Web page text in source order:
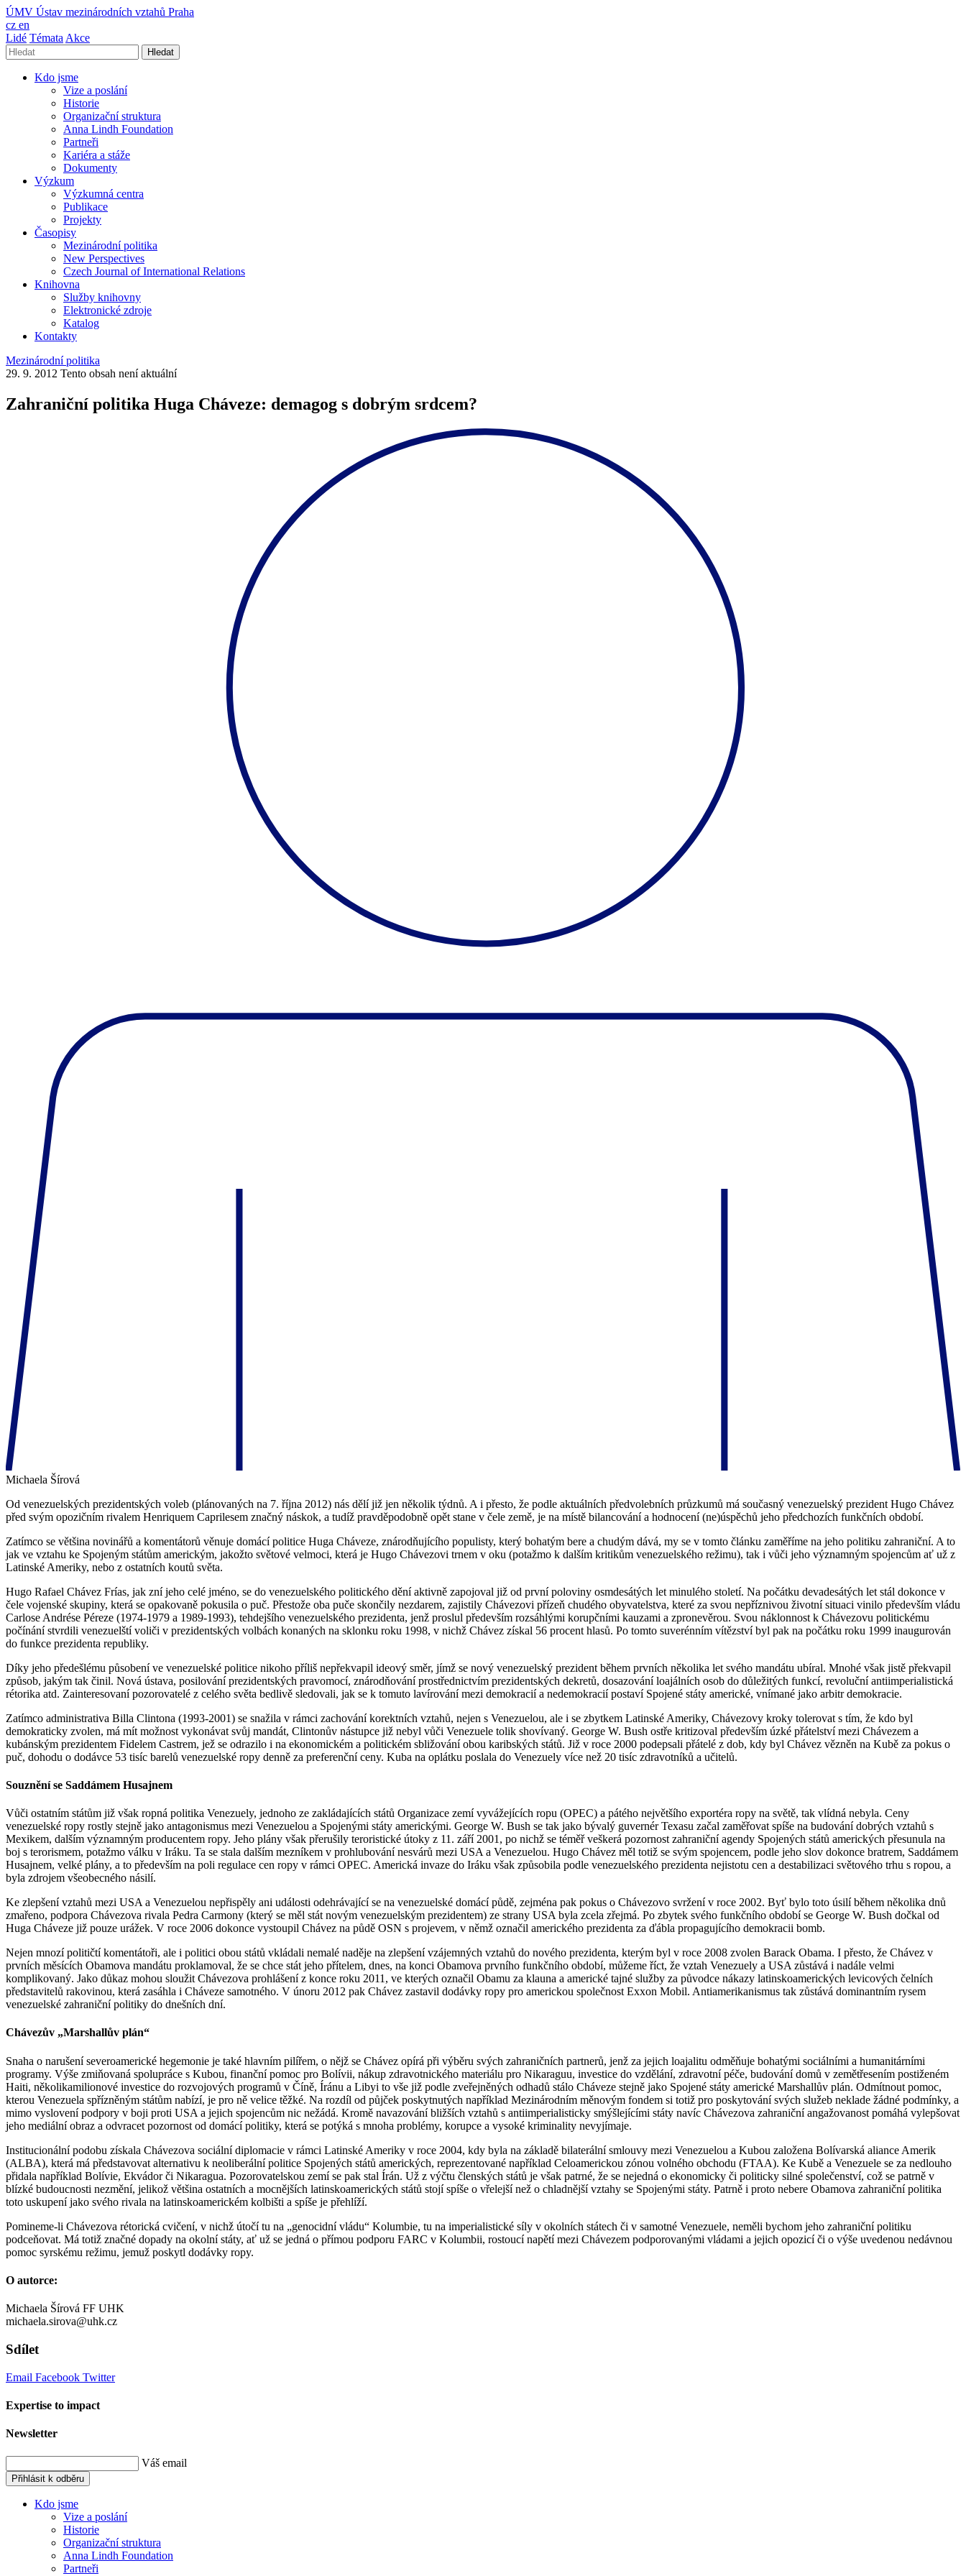
ÚMV Ústav mezinárodních vztahů Praha
cz en
Lidé Témata Akce
Hledat
Kdo jsme
Vize a poslání
Historie
Organizační struktura
Anna Lindh Foundation
Partneři
Kariéra a stáže
Dokumenty
Výzkum
Výzkumná centra
Publikace
Projekty
Časopisy
Mezinárodní politika
New Perspectives
Czech Journal of International Relations
Knihovna
Služby knihovny
Elektronické zdroje
Katalog
Kontakty
Mezinárodní politika
29. 9. 2012 Tento obsah není aktuální
Zahraniční politika Huga Cháveze: demagog s dobrým srdcem?
Michaela Šírová
Od venezuelských prezidentských voleb (plánovaných na 7. října 2012) nás dělí již jen několik týdnů. A i přesto, že podle aktuálních předvolebních průzkumů má současný venezuelský prezident Hugo Chávez
před svým opozičním rivalem Henriquem Caprilesem značný náskok, a tudíž pravděpodobně opět stane v čele země, je na místě bilancování a hodnocení (ne)úspěchů jeho předchozích funkčních období.
Zatímco se většina novinářů a komentátorů věnuje domácí politice Huga Cháveze, znárodňujícího populisty, který bohatým bere a chudým dává, my se v tomto článku zaměříme na jeho politiku zahraniční. A to
jak ve vztahu ke Spojeným státům americkým, jakožto světové velmoci, která je Hugo Chávezovi trnem v oku (potažmo k dalším kritikům venezuelského režimu), tak i vůči jeho významným spojencům ať už z
Latinské Ameriky, nebo z ostatních koutů světa.
Hugo Rafael Chávez Frías, jak zní jeho celé jméno, se do venezuelského politického dění aktivně zapojoval již od první poloviny osmdesátých let minulého století. Na počátku devadesátých let stál dokonce v
čele vojenské skupiny, která se opakovaně pokusila o puč. Přestože oba puče skončily nezdarem, zajistily Chávezovi přízeň chudého obyvatelstva, které za svou nepříznivou životní situaci vinilo především vládu
Carlose Andrése Péreze (1974-1979 a 1989-1993), tehdejšího venezuelského prezidenta, jenž proslul především rozsáhlými korupčními kauzami a zpronevěrou. Svou náklonnost k Chávezovu politickému
počínání stvrdili venezuelští voliči v prezidentských volbách konaných na sklonku roku 1998, v nichž Chávez získal 56 procent hlasů. Po tomto suverénním vítězství byl pak na počátku roku 1999 inaugurován
do funkce prezidenta republiky.
Díky jeho předešlému působení ve venezuelské politice nikoho příliš nepřekvapil ideový směr, jímž se nový venezuelský prezident během prvních několika let svého mandátu ubíral. Mnohé však jistě překvapil
způsob, jakým tak činil. Nová ústava, posilování prezidentských pravomocí, znárodňování prostřednictvím prezidentských dekretů, dosazování loajálních osob do důležitých funkcí, revoluční antiimperialistická
rétorika atd. Zainteresovaní pozorovatelé z celého světa bedlivě sledovali, jak se k tomuto lavírování mezi demokracií a nedemokracií postaví Spojené státy americké, vnímané jako arbitr demokracie.
Zatímco administrativa Billa Clintona (1993-2001) se snažila v rámci zachování korektních vztahů, nejen s Venezuelou, ale i se zbytkem Latinské Ameriky, Chávezovy kroky tolerovat s tím, že kdo byl
demokraticky zvolen, má mít možnost vykonávat svůj mandát, Clintonův nástupce již nebyl vůči Venezuele tolik shovívaný. George W. Bush ostře kritizoval především úzké přátelství mezi Chávezem a
kubánským prezidentem Fidelem Castrem, jež se odrazilo i na ekonomickém a politickém sbližování obou karibských států. Již v roce 2000 podepsali přátelé z dob, kdy byl Chávez vězněn na Kubě za pokus o
puč, dohodu o dodávce 53 tisíc barelů venezuelské ropy denně za preferenční ceny. Kuba na oplátku poslala do Venezuely více než 20 tisíc zdravotníků a učitelů.
Souznění se Saddámem Husajnem
Vůči ostatním státům již však ropná politika Venezuely, jednoho ze zakládajících států Organizace zemí vyvážejících ropu (OPEC) a pátého největšího exportéra ropy na světě, tak vlídná nebyla. Ceny
venezuelské ropy rostly stejně jako antagonismus mezi Venezuelou a Spojenými státy americkými. George W. Bush se tak jako bývalý guvernér Texasu začal zaměřovat spíše na budování dobrých vztahů s
Mexikem, dalším významným producentem ropy. Jeho plány však přerušily teroristické útoky z 11. září 2001, po nichž se téměř veškerá pozornost zahraniční agendy Spojených států amerických přesunula na
boj s terorismem, potažmo válku v Iráku. Ta se stala dalším mezníkem v prohlubování nesvárů mezi USA a Venezuelou. Hugo Chávez měl totiž se svým spojencem, podle jeho slov dokonce bratrem, Saddámem
Husajnem, velké plány, a to především na poli regulace cen ropy v rámci OPEC. Americká invaze do Iráku však způsobila podle venezuelského prezidenta nejistotu cen a destabilizaci světového trhu s ropou, a
byla zdrojem všeobecného násilí.
Ke zlepšení vztahů mezi USA a Venezuelou nepřispěly ani události odehrávající se na venezuelské domácí půdě, zejména pak pokus o Chávezovo svržení v roce 2002. Byť bylo toto úsilí během několika dnů
zmařeno, podpora Chávezova rivala Pedra Carmony (který se měl stát novým venezuelským prezidentem) ze strany USA byla zcela zřejmá. Po zbytek svého funkčního období se George W. Bush dočkal od
Huga Cháveze již pouze urážek. V roce 2006 dokonce vystoupil Chávez na půdě OSN s projevem, v němž označil amerického prezidenta za ďábla propagujícího demokracii bomb.
Nejen mnozí političtí komentátoři, ale i politici obou států vkládali nemalé naděje na zlepšení vzájemných vztahů do nového prezidenta, kterým byl v roce 2008 zvolen Barack Obama. I přesto, že Chávez v
prvních měsících Obamova mandátu proklamoval, že se chce stát jeho přítelem, dnes, na konci Obamova prvního funkčního období, můžeme říct, že vztah Venezuely a USA zůstává i nadále velmi
komplikovaný. Jako důkaz mohou sloužit Chávezova prohlášení z konce roku 2011, ve kterých označil Obamu za klauna a americké tajné služby za původce nákazy latinskoamerických levicových čelních
představitelů rakovinou, která zasáhla i Cháveze samotného. V únoru 2012 pak Chávez zastavil dodávky ropy pro americkou společnost Exxon Mobil. Antiamerikanismus tak zůstává dominantním rysem
venezuelské zahraniční politiky do dnešních dní.
Chávezův „Marshallův plán“
Snaha o narušení severoamerické hegemonie je také hlavním pilířem, o nějž se Chávez opírá při výběru svých zahraničních partnerů, jenž za jejich loajalitu odměňuje bohatými sociálními a humanitárními
programy. Výše zmiňovaná spolupráce s Kubou, finanční pomoc pro Bolívii, nákup zdravotnického materiálu pro Nikaraguu, investice do vzdělání, zdravotní péče, budování domů v zemětřesením postiženém
Haiti, několikamilionové investice do rozvojových programů v Číně, Íránu a Libyi to vše již podle zveřejněných odhadů stálo Cháveze stejně jako Spojené státy americké Marshallův plán. Odmítnout pomoc,
kterou Venezuela spřízněným státům nabízí, je pro ně velice těžké. Na rozdíl od půjček poskytnutých například Mezinárodním měnovým fondem si totiž pro poskytování svých služeb neklade žádné podmínky, a
mimo vyslovení podpory v boji proti USA a jejich spojencům nic nežádá. Kromě navazování bližších vztahů s antiimperialisticky smýšlejícími státy navíc Chávezova zahraniční angažovanost pomáhá vylepšovat
jeho mediální obraz a odvracet pozornost od domácí politiky, která se potýká s mnoha problémy, korupce a vysoké kriminality nevyjímaje.
Institucionální podobu získala Chávezova sociální diplomacie v rámci Latinské Ameriky v roce 2004, kdy byla na základě bilaterální smlouvy mezi Venezuelou a Kubou založena Bolívarská aliance Amerik
(ALBA), která má představovat alternativu k neoliberální politice Spojených států amerických, reprezentované například Celoamerickou zónou volného obchodu (FTAA). Ke Kubě a Venezuele se za nedlouho
přidala například Bolívie, Ekvádor či Nikaragua. Pozorovatelskou zemí se pak stal Írán. Už z výčtu členských států je však patrné, že se nejedná o ekonomicky či politicky silné společenství, což se patrně v
blízké budoucnosti nezmění, jelikož většina ostatních a mocnějších latinskoamerických států stojí spíše o vřelejší než o chladnější vztahy se Spojenými státy. Patrně i proto nebere Obamova zahraniční politika
toto uskupení jako svého rivala na latinskoamerickém kolbišti a spíše je přehlíží.
Pomineme-li Chávezova rétorická cvičení, v nichž útočí tu na „genocidní vládu“ Kolumbie, tu na imperialistické síly v okolních státech či v samotné Venezuele, neměli bychom jeho zahraniční politiku
podceňovat. Má totiž značné dopady na okolní státy, ať už se jedná o přímou podporu FARC v Kolumbii, rostoucí napětí mezi Chávezem podporovanými vládami a jejich opozicí či o výše uvedenou nedávnou
pomoc syrskému režimu, jemuž poskytl dodávky ropy.
O autorce:
Michaela Šírová FF UHK
michaela.sirova@uhk.cz
Sdílet
Email Facebook Twitter
Expertise to impact
Newsletter
Váš email
Přihlásit k odběru
Kdo jsme
Vize a poslání
Historie
Organizační struktura
Anna Lindh Foundation
Partneři